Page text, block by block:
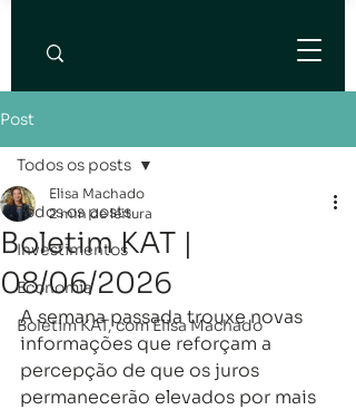
Post
Todos os posts
Investimentos
Economia
Boletim KAT, com Elisa Machado
Todos os posts
Boletim KAT |
08/06/2026
Elisa Machado
2 min de leitura
A semana passada trouxe novas
informações que reforçam a
percepção de que os juros
permanecerão elevados por mais